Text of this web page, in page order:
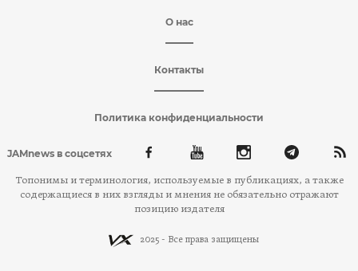
О нас
Контакты
Политика конфиденциальности
JAMnews в соцсетях
Топонимы и терминология, используемые в публикациях, а также
содержащиеся в них взгляды и мнения не обязательно отражают
позицию издателя
2025 - Все права защищены